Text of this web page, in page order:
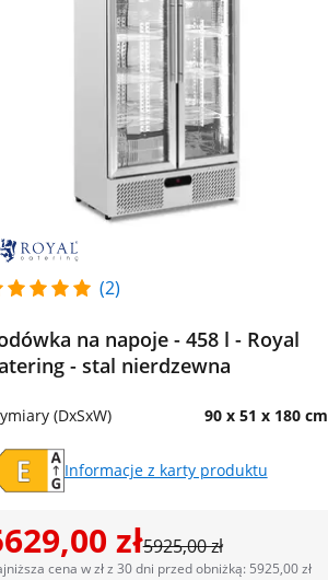
(2)
na napoje - 458 l - Royal
- stal nierdzewna
(DxSxW) 90 x 51 x 180 cm
Informacje z karty produktu
zł5925,00 zł
cena w zł z 30 dni przed obniżką: 5925,00 zł